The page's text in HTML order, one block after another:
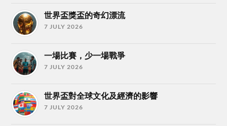
世界盃獎盃的奇幻漂流
7 JULY 2026
一場比賽，少一場戰爭
7 JULY 2026
世界盃對全球文化及經濟的影響
7 JULY 2026